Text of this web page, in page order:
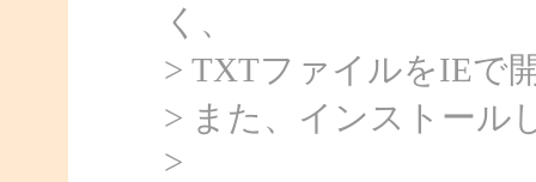
く、
> TXTファイルをIEで
> また、インストール
>